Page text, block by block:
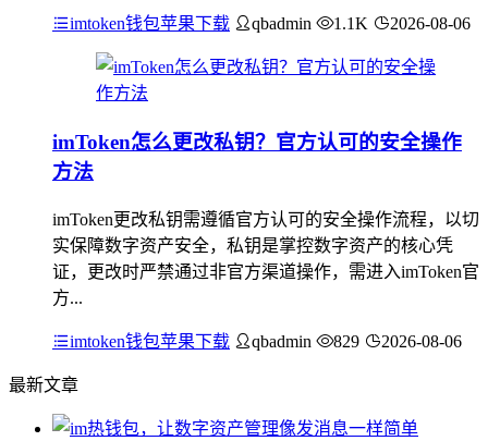
imtoken钱包苹果下载 qbadmin 1.1K 2026-08-06
imToken怎么更改私钥？官方认可的安全操作
方法
imToken更改私钥需遵循官方认可的安全操作流程，以切
实保障数字资产安全，私钥是掌控数字资产的核心凭
证，更改时严禁通过非官方渠道操作，需进入imToken官
方...
imtoken钱包苹果下载 qbadmin 829 2026-08-06
最新文章